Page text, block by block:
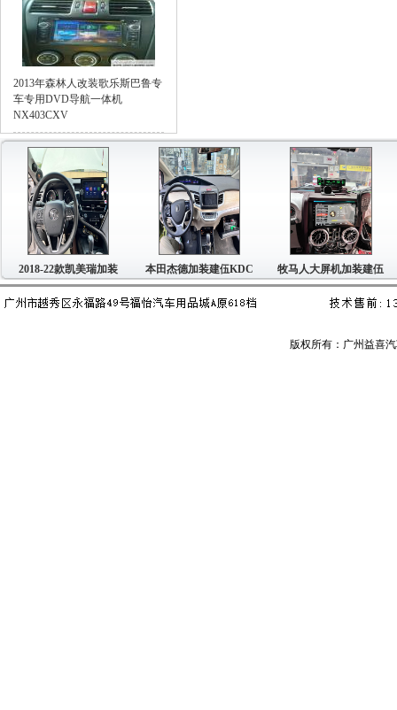
2013年森林人改装歌乐斯巴鲁专
车专用DVD导航一体机
NX403CXV
22款凯美瑞加装 本田杰德加装建伍KDC 牧马人大屏机加装建伍 本田
版权所有：广州益喜